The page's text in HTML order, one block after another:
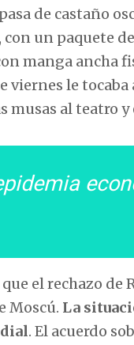
de castaño
un paquete
manga ancha
viernes le tocaba
musas al teatro
que el rechazo
Moscú. La
. El acuerdo